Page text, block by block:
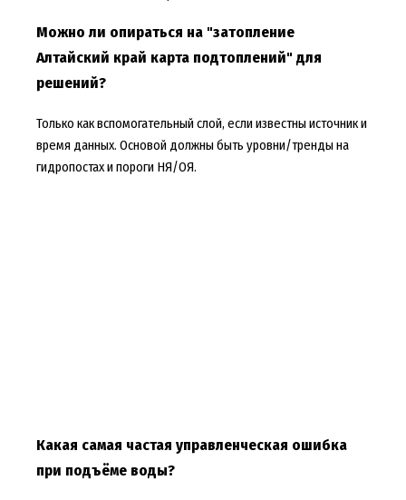
Можно ли опираться на "затопление
Алтайский край карта подтоплений" для
решений?
Только как вспомогательный слой, если известны источник и
время данных. Основой должны быть уровни/тренды на
гидропостах и пороги НЯ/ОЯ.
Какая самая частая управленческая ошибка
при подъёме воды?